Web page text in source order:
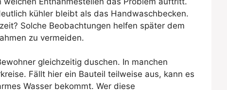
kühler bleibt als das Handwaschbecken.
Solche Beobachtungen helfen später dem
zu vermeiden.
gleichzeitig duschen. In manchen
Fällt hier ein Bauteil teilweise aus, kann es
Wasser bekommt. Wer diese